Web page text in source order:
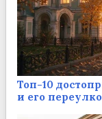
Топ-10
и его